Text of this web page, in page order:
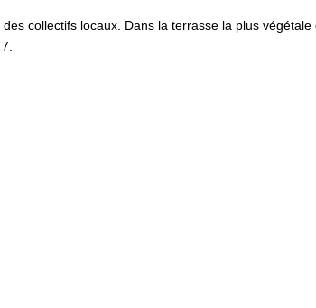
collectifs locaux. Dans la terrasse la plus